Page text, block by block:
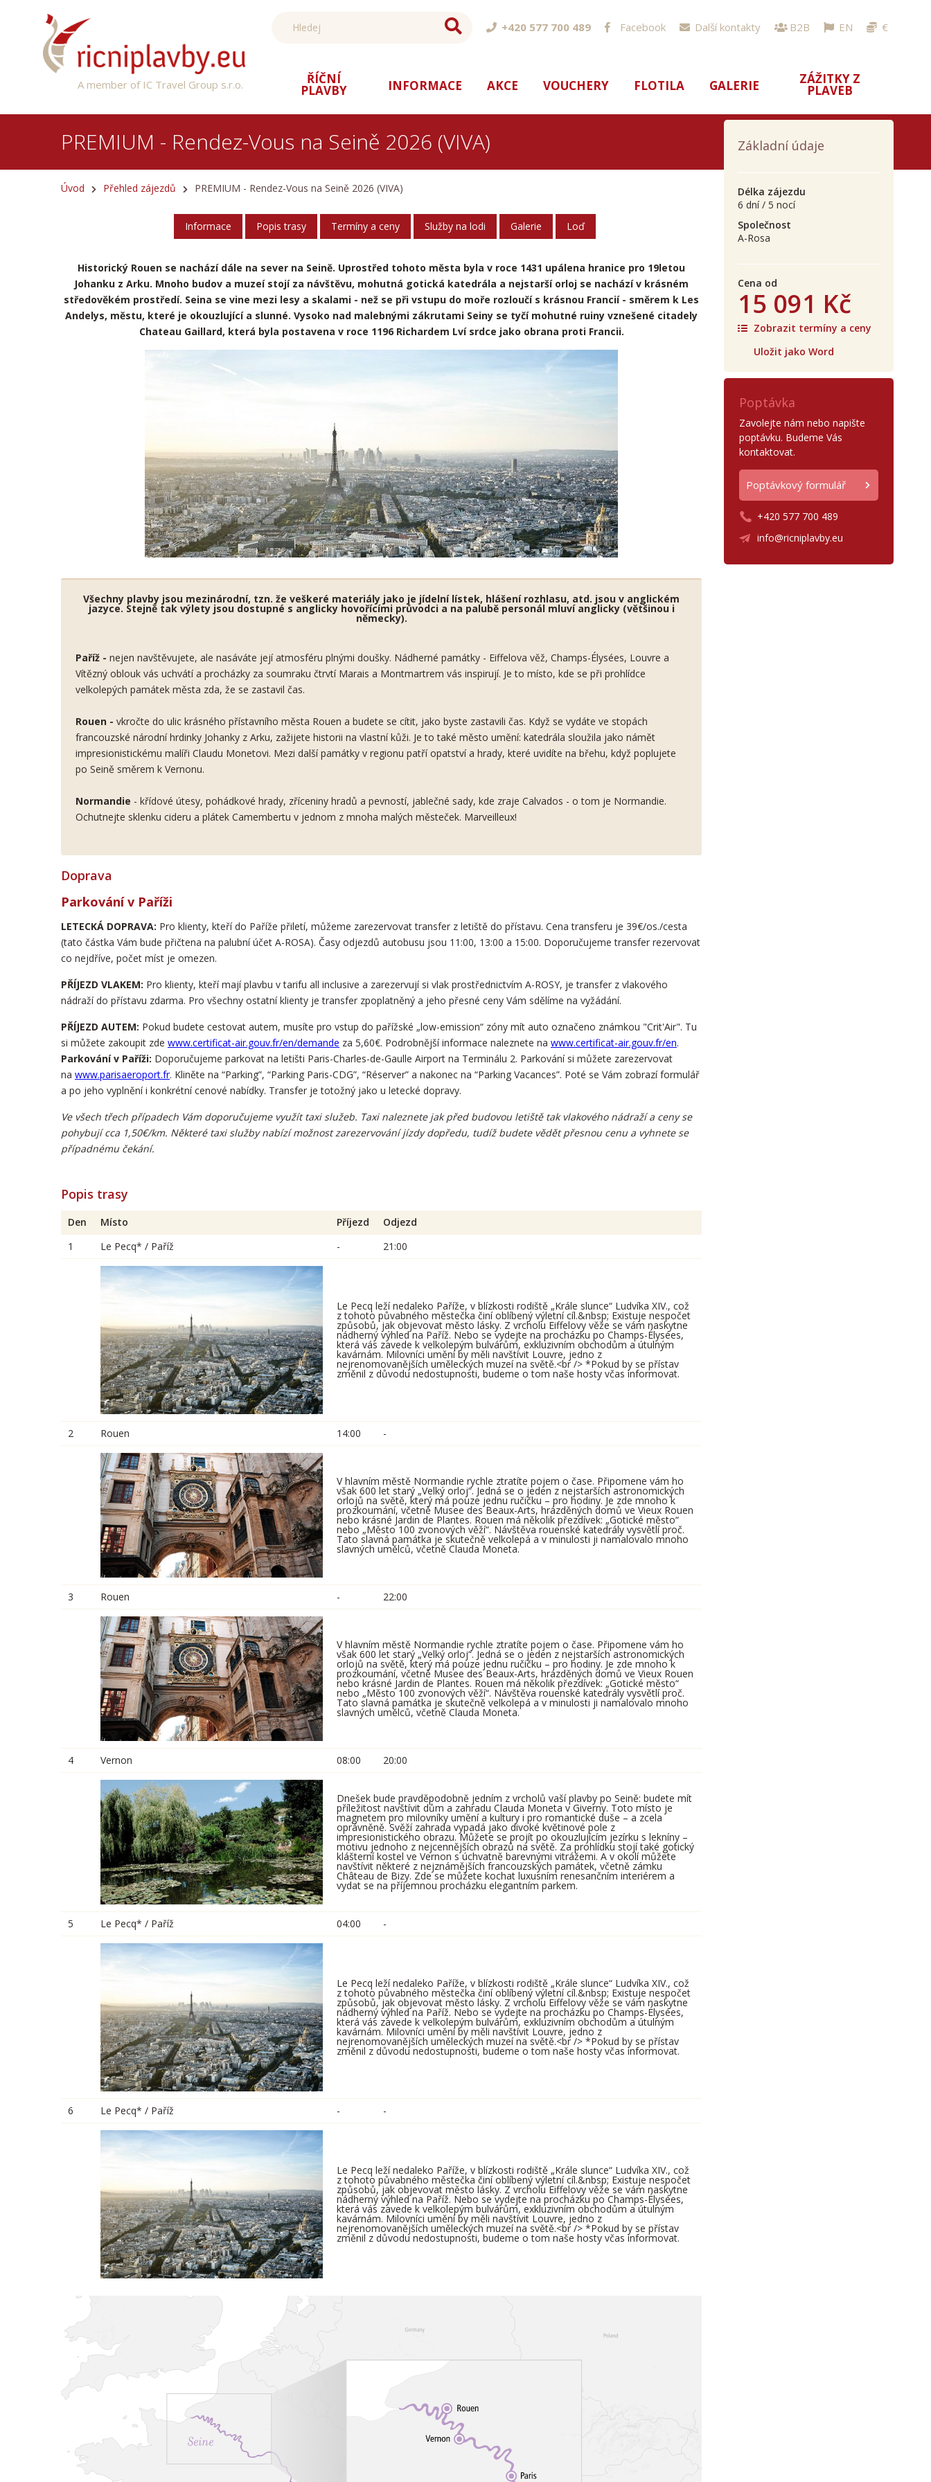
A member of IC Travel Group s.r.o. ŘÍČNÍ
PLAVBY INFORMACE AKCE VOUCHERY FLOTILA GALERIE ZÁŽITKY Z
PLAVEB
+420 577 700 489 Facebook Další kontakty B2B EN €
PREMIUM - Rendez-Vous na Seině 2026 (VIVA) Základní údaje
Délka zájezdu
6 dní / 5 nocí
Společnost
A-Rosa
Cena od
15 091 Kč
Zobrazit termíny a ceny
Uložit jako Word
Poptávka
Zavolejte nám nebo napište
poptávku. Budeme Vás
kontaktovat.
Poptávkový formulář
+420 577 700 489
info@ricniplavby.eu
Úvod Přehled zájezdů PREMIUM - Rendez-Vous na Seině 2026 (VIVA)
Informace Popis trasy Termíny a ceny Služby na lodi Galerie Loď
Historický Rouen se nachází dále na sever na Seině. Uprostřed tohoto města byla v roce 1431 upálena hranice pro 19letou
Johanku z Arku. Mnoho budov a muzeí stojí za návštěvu, mohutná gotická katedrála a nejstarší orloj se nachází v krásném
středověkém prostředí. Seina se vine mezi lesy a skalami - než se při vstupu do moře rozloučí s krásnou Francií - směrem k Les
Andelys, městu, které je okouzlující a slunné. Vysoko nad malebnými zákrutami Seiny se tyčí mohutné ruiny vznešené citadely
Chateau Gaillard, která byla postavena v roce 1196 Richardem Lví srdce jako obrana proti Francii.
Všechny plavby jsou mezinárodní, tzn. že veškeré materiály jako je jídelní lístek, hlášení rozhlasu, atd. jsou v anglickém
jazyce. Stejně tak výlety jsou dostupné s anglicky hovořícími průvodci a na palubě personál mluví anglicky (většinou i
německy).
Paříž - nejen navštěvujete, ale nasáváte její atmosféru plnými doušky. Nádherné památky - Eiffelova věž, Champs-Élysées, Louvre a
Vítězný oblouk vás uchvátí a procházky za soumraku čtrvtí Marais a Montmartrem vás inspirují. Je to místo, kde se při prohlídce
velkolepých památek města zda, že se zastavil čas.
Rouen - vkročte do ulic krásného přístavního města Rouen a budete se cítit, jako byste zastavili čas. Když se vydáte ve stopách
francouzské národní hrdinky Johanky z Arku, zažijete historii na vlastní kůži. Je to také město umění: katedrála sloužila jako námět
impresionistickému malíři Claudu Monetovi. Mezi další památky v regionu patří opatství a hrady, které uvidíte na břehu, když poplujete
po Seině směrem k Vernonu.
Normandie - křídové útesy, pohádkové hrady, zříceniny hradů a pevností, jablečné sady, kde zraje Calvados - o tom je Normandie.
Ochutnejte sklenku cideru a plátek Camembertu v jednom z mnoha malých městeček. Marveilleux!
Doprava
Parkování v Paříži
LETECKÁ DOPRAVA: Pro klienty, kteří do Paříže přiletí, můžeme zarezervovat transfer z letiště do přístavu. Cena transferu je 39€/os./cesta
(tato částka Vám bude přičtena na palubní účet A-ROSA). Časy odjezdů autobusu jsou 11:00, 13:00 a 15:00. Doporučujeme transfer rezervovat
co nejdříve, počet míst je omezen.
PŘÍJEZD VLAKEM: Pro klienty, kteří mají plavbu v tarifu all inclusive a zarezervují si vlak prostřednictvím A-ROSY, je transfer z vlakového
nádraží do přístavu zdarma. Pro všechny ostatní klienty je transfer zpoplatněný a jeho přesné ceny Vám sdělíme na vyžádání.
PŘÍJEZD AUTEM: Pokud budete cestovat autem, musíte pro vstup do pařížské „low-emission“ zóny mít auto označeno známkou "Crit'Air". Tu
si můžete zakoupit zde www.certificat-air.gouv.fr/en/demande za 5,60€. Podrobnější informace naleznete na www.certificat-air.gouv.fr/en.
Parkování v Paříži: Doporučujeme parkovat na letišti Paris-Charles-de-Gaulle Airport na Terminálu 2. Parkování si můžete zarezervovat
na www.parisaeroport.fr. Kliněte na “Parking”, “Parking Paris-CDG”, “Réserver” a nakonec na “Parking Vacances”. Poté se Vám zobrazí formulář
a po jeho vyplnění i konkrétní cenové nabídky. Transfer je totožný jako u letecké dopravy.
Ve všech třech případech Vám doporučujeme využít taxi služeb. Taxi naleznete jak před budovou letiště tak vlakového nádraží a ceny se
pohybují cca 1,50€/km. Některé taxi služby nabízí možnost zarezervování jízdy dopředu, tudíž budete vědět přesnou cenu a vyhnete se
případnému čekání.
Popis trasy
Den Místo Příjezd
Odjezd
1
Le Pecq* / Paříž - 21:00
Le Pecq leží nedaleko Paříže, v blízkosti rodiště „Krále slunce“ Ludvíka XIV., což
z tohoto půvabného městečka činí oblíbený výletní cíl.&nbsp; Existuje nespočet
způsobů, jak objevovat město lásky. Z vrcholu Eiffelovy věže se vám naskytne
nádherný výhled na Paříž. Nebo se vydejte na procházku po Champs-Élysées,
která vás zavede k velkolepým bulvárům, exkluzivním obchodům a útulným
kavárnám. Milovníci umění by měli navštívit Louvre, jedno z
nejrenomovanějších uměleckých muzeí na světě.<br /> *Pokud by se přístav
změnil z důvodu nedostupnosti, budeme o tom naše hosty včas informovat.
2 Rouen 14:00 -
V hlavním městě Normandie rychle ztratíte pojem o čase. Připomene vám ho
však 600 let starý „Velký orloj“. Jedná se o jeden z nejstarších astronomických
orlojů na světě, který má pouze jednu ručičku – pro hodiny. Je zde mnoho k
prozkoumání, včetně Musee des Beaux-Arts, hrázděných domů ve Vieux Rouen
nebo krásné Jardin de Plantes. Rouen má několik přezdívek: „Gotické město“
nebo „Město 100 zvonových věží“. Návštěva rouenské katedrály vysvětlí proč.
Tato slavná památka je skutečně velkolepá a v minulosti ji namalovalo mnoho
slavných umělců, včetně Clauda Moneta.
3 Rouen - 22:00
V hlavním městě Normandie rychle ztratíte pojem o čase. Připomene vám ho
však 600 let starý „Velký orloj“. Jedná se o jeden z nejstarších astronomických
orlojů na světě, který má pouze jednu ručičku – pro hodiny. Je zde mnoho k
prozkoumání, včetně Musee des Beaux-Arts, hrázděných domů ve Vieux Rouen
nebo krásné Jardin de Plantes. Rouen má několik přezdívek: „Gotické město“
nebo „Město 100 zvonových věží“. Návštěva rouenské katedrály vysvětlí proč.
Tato slavná památka je skutečně velkolepá a v minulosti ji namalovalo mnoho
slavných umělců, včetně Clauda Moneta.
4 Vernon 08:00 20:00
Dnešek bude pravděpodobně jedním z vrcholů vaší plavby po Seině: budete mít
příležitost navštívit dům a zahradu Clauda Moneta v Giverny. Toto místo je
magnetem pro milovníky umění a kultury i pro romantické duše – a zcela
oprávněně. Svěží zahrada vypadá jako divoké květinové pole z
impresionistického obrazu. Můžete se projít po okouzlujícím jezírku s lekníny –
motivu jednoho z nejcennějších obrazů na světě. Za prohlídku stojí také gotický
klášterní kostel ve Vernon s úchvatně barevnými vitrážemi. A v okolí můžete
navštívit některé z nejznámějších francouzských památek, včetně zámku
Château de Bizy. Zde se můžete kochat luxusním renesančním interiérem a
vydat se na příjemnou procházku elegantním parkem.
5 Le Pecq* / Paříž 04:00 -
Le Pecq leží nedaleko Paříže, v blízkosti rodiště „Krále slunce“ Ludvíka XIV., což
z tohoto půvabného městečka činí oblíbený výletní cíl.&nbsp; Existuje nespočet
způsobů, jak objevovat město lásky. Z vrcholu Eiffelovy věže se vám naskytne
nádherný výhled na Paříž. Nebo se vydejte na procházku po Champs-Élysées,
která vás zavede k velkolepým bulvárům, exkluzivním obchodům a útulným
kavárnám. Milovníci umění by měli navštívit Louvre, jedno z
nejrenomovanějších uměleckých muzeí na světě.<br /> *Pokud by se přístav
změnil z důvodu nedostupnosti, budeme o tom naše hosty včas informovat.
6 Le Pecq* / Paříž - -
Le Pecq leží nedaleko Paříže, v blízkosti rodiště „Krále slunce“ Ludvíka XIV., což
z tohoto půvabného městečka činí oblíbený výletní cíl.&nbsp; Existuje nespočet
způsobů, jak objevovat město lásky. Z vrcholu Eiffelovy věže se vám naskytne
nádherný výhled na Paříž. Nebo se vydejte na procházku po Champs-Élysées,
která vás zavede k velkolepým bulvárům, exkluzivním obchodům a útulným
kavárnám. Milovníci umění by měli navštívit Louvre, jedno z
nejrenomovanějších uměleckých muzeí na světě.<br /> *Pokud by se přístav
změnil z důvodu nedostupnosti, budeme o tom naše hosty včas informovat.